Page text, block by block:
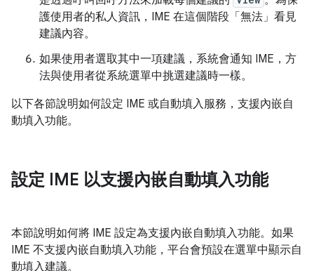
護使用者的私人資訊，IME 在這個階段「無法」 看見
建議內容。
如果使用者選取其中一項建議，系統會通知 IME，方
法與使用者從系統選單中挑選建議時一樣。
以下各節說明如何設定 IME 或自動填入服務，支援內嵌自
動填入功能。
設定 IME 以支援內嵌自動填入功能
本節說明如何將 IME 設定為支援內嵌自動填入功能。如果
IME 不支援內嵌自動填入功能，平台會預設在選單中顯示自
動填入建議。